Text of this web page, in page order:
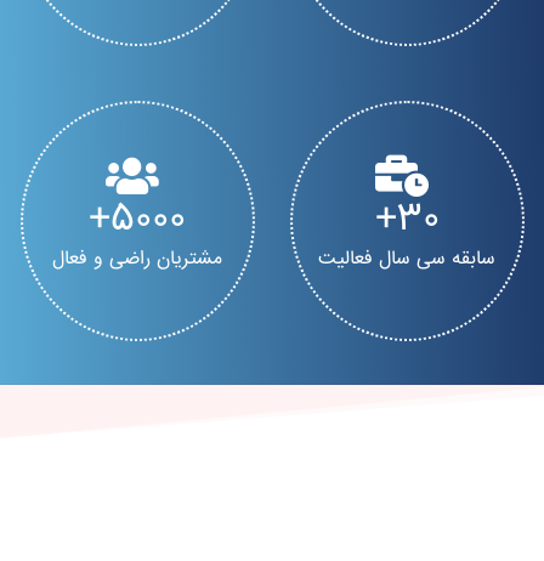
30
سابقه سی سال فعالیت
5000
مشتریان راضی و فعال